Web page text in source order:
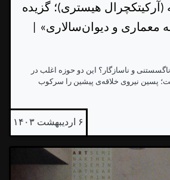
(آرکیتکچرال هیستری)؛ گزیده
معماری و دیوان‌سالاری» |
و ناسازگار؟ این دو حوزه اغلب در
پسین نیروی خلاقه‌ی پیشین را سرکوب
۶ اردیبهشت ۱۴۰۳